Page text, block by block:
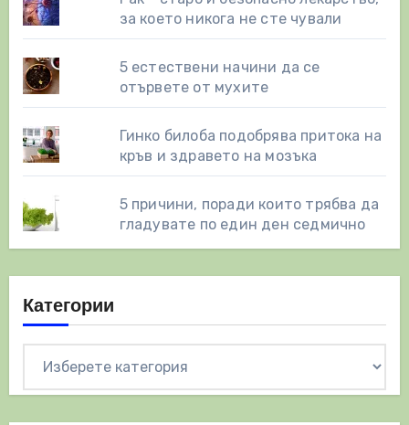
за което никога не сте чували
5 естествени начини да се
отървете от мухите
Гинко билоба подобрява притока на
кръв и здравето на мозъка
5 причини, поради които трябва да
гладувате по един ден седмично
Категории